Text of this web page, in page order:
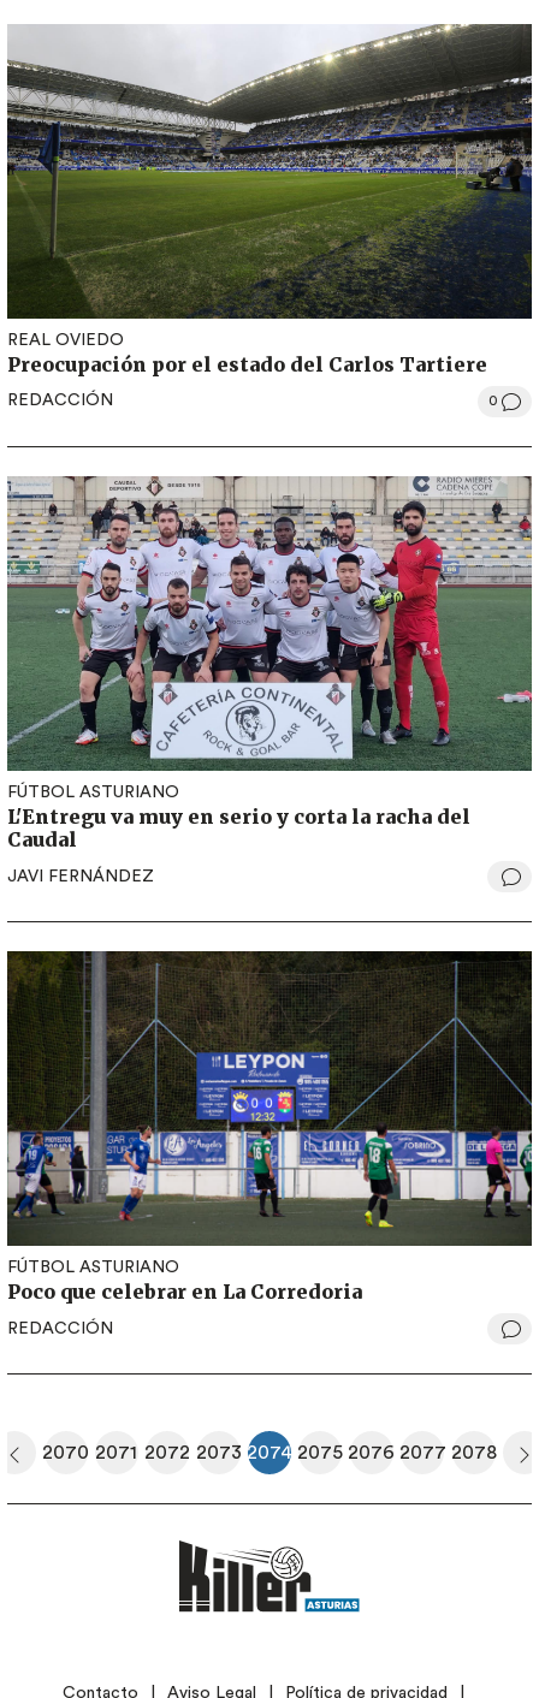
REAL OVIEDO
Preocupación por el estado del Carlos Tartiere
REDACCIÓN 0
FÚTBOL ASTURIANO
L'Entregu va muy en serio y corta la racha del
Caudal
JAVI FERNÁNDEZ
FÚTBOL ASTURIANO
Poco que celebrar en La Corredoria
REDACCIÓN
página
Página anterior
2070 2071 2072
Página
2073
Página actual
2074 2075 2076 2077
Página
2078
LEGALContacto Aviso Legal Política de privacidad